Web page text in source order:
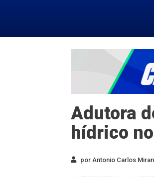
Adutora
hídrico
por Antonio Carlos